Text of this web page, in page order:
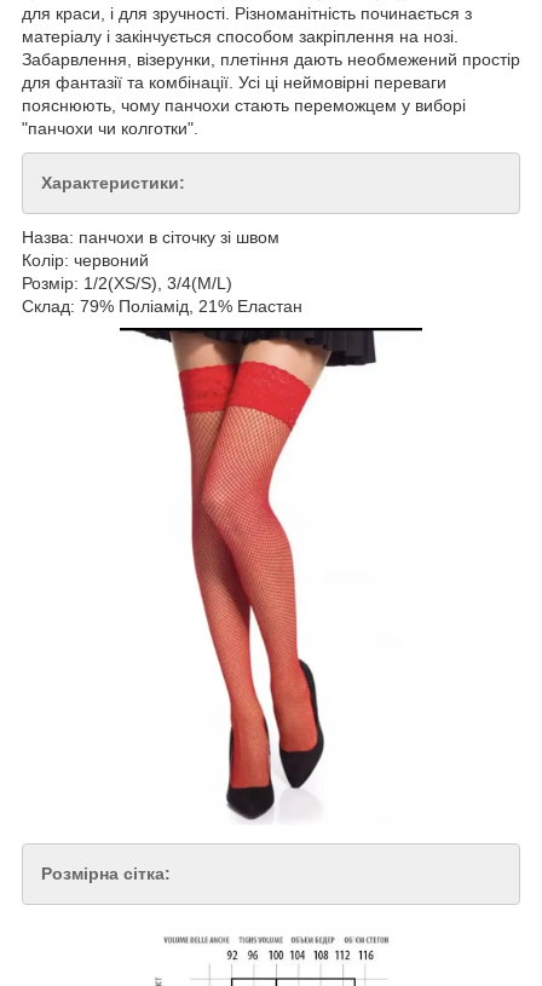
для краси, і для зручності. Різноманітність починається з
матеріалу і закінчується способом закріплення на нозі.
Забарвлення, візерунки, плетіння дають необмежений простір
для фантазії та комбінації. Усі ці неймовірні переваги
пояснюють, чому панчохи стають переможцем у виборі
"панчохи чи колготки".
Характеристики:
Назва: панчохи в сіточку зі швом
Колір: червоний
Розмір: 1/2(XS/S), 3/4(M/L)
Склад: 79% Поліамід, 21% Еластан
Розмірна сітка: